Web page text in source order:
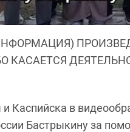
КАСАЕТСЯ
Каспийска в
Бастрыкину за